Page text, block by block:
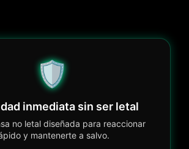
🛡️
inmediata sin ser letal
no letal diseñada para reaccionar
y mantenerte a salvo.